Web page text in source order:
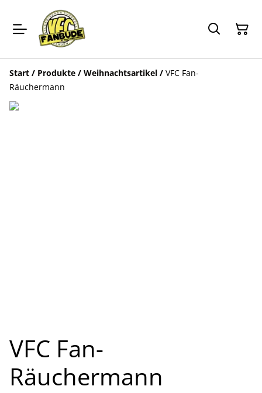
Start / Produkte / Weihnachtsartikel / VFC Fan-
Räuchermann
VFC Fan-
Räuchermann